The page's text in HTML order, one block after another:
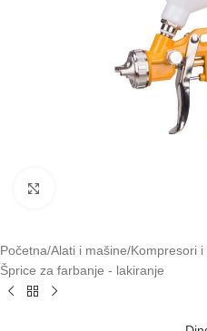
Početna/Alati i mašine/Kompresori
Šprice za farbanje - lakiranje